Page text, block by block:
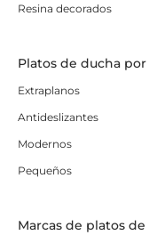
Resina decorados
Platos de ducha
Extraplanos
Antideslizantes
Modernos
Pequeños
Marcas de platos